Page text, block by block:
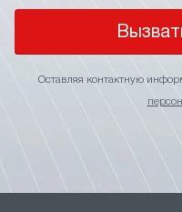
Оставляя контактную